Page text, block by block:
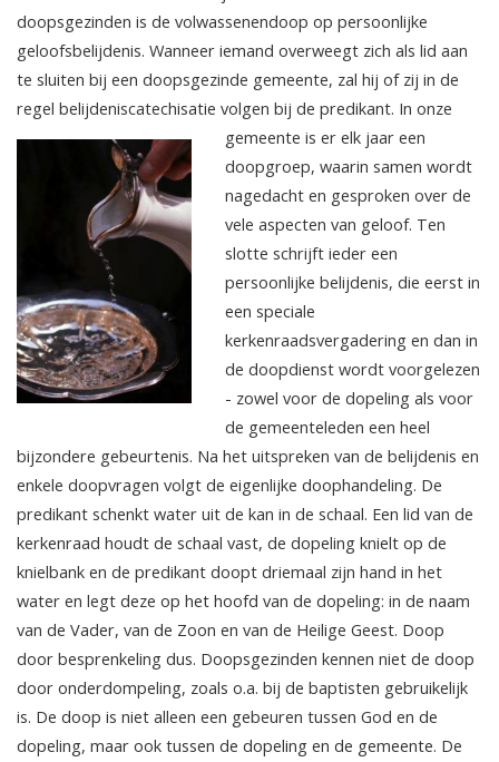
doopsgezinden is de volwassenendoop op persoonlijke
geloofsbelijdenis. Wanneer iemand overweegt zich als lid aan
te sluiten bij een doopsgezinde gemeente, zal hij of zij in de
regel belijdeniscatechisatie volgen bij de predikant. In onze
gemeente is er elk jaar een
doopgroep, waarin samen wordt
nagedacht en gesproken over de
vele aspecten van geloof. Ten
slotte schrijft ieder een
persoonlijke belijdenis, die eerst in
een speciale
kerkenraadsvergadering en dan in
de doopdienst wordt voorgelezen
- zowel voor de dopeling als voor
de gemeenteleden een heel
bijzondere gebeurtenis. Na het uitspreken van de belijdenis en
enkele doopvragen volgt de eigenlijke doophandeling. De
predikant schenkt water uit de kan in de schaal. Een lid van de
kerkenraad houdt de schaal vast, de dopeling knielt op de
knielbank en de predikant doopt driemaal zijn hand in het
water en legt deze op het hoofd van de dopeling: in de naam
van de Vader, van de Zoon en van de Heilige Geest. Doop
door besprenkeling dus. Doopsgezinden kennen niet de doop
door onderdompeling, zoals o.a. bij de baptisten gebruikelijk
is. De doop is niet alleen een gebeuren tussen God en de
dopeling, maar ook tussen de dopeling en de gemeente. De